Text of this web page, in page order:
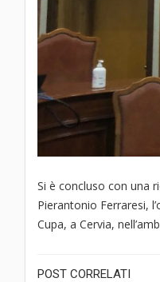
Si è concluso con una
Pierantonio Ferraresi,
Cupa, a Cervia,
POST CORRELATI